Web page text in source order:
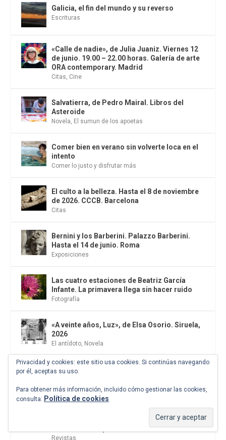
Galicia, el fin del mundo y su reverso
Escrituras
«Calle de nadie», de Julia Juaniz. Viernes 12
de junio. 19.00 – 22.00 horas. Galería de arte
ORA contemporary. Madrid
Citas, Cine
Salvatierra, de Pedro Mairal. Libros del
Asteroide
Novela, El sumun de los apoetas
Comer bien en verano sin volverte loca en el
intento
Comer lo justo y disfrutar más
El culto a la belleza. Hasta el 8 de noviembre
de 2026. CCCB. Barcelona
Citas
Bernini y los Barberini. Palazzo Barberini.
Hasta el 14 de junio. Roma
Exposiciones
Las cuatro estaciones de Beatriz García
Infante. La primavera llega sin hacer ruido
Fotografía
«A veinte años, Luz», de Elsa Osorio. Siruela,
2026
El antídoto, Novela
El miedo como orden internacional
La revista Turia recupera en su centenario a
Ingeborg Bachmann, la escritora que anticipó
Revistas
Privacidad y cookies: este sitio usa cookies. Si continúas navegando
por él, aceptas su uso.
Para obtener más información, incluido cómo gestionar las cookies,
consulta: Política de cookies